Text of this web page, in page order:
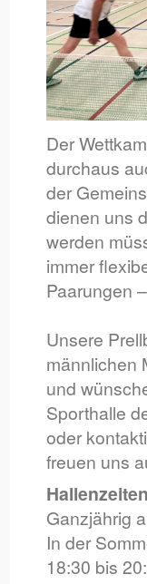
Der
durchaus
der
dienen uns
werden
immer
Paarungen
Unsere
männlichen
und
Sporthalle
oder
freuen uns
Ganzjährig
In der
18:30 bis